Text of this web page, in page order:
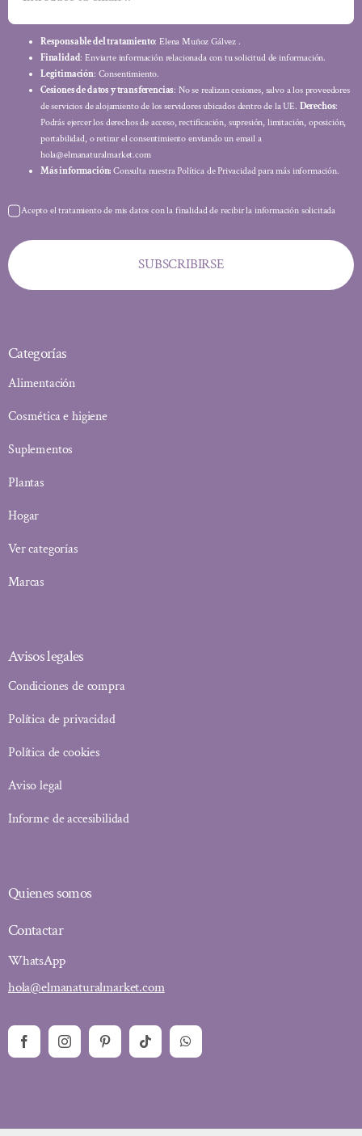
Responsable del tratamiento: Elena Muñoz Gálvez .
Finalidad: Enviarte información relacionada con tu solicitud de información.
Legitimación: Consentimiento.
Cesiones de datos y transferencias: No se realizan cesiones, salvo a los proveedores
de servicios de alojamiento de los servidores ubicados dentro de la UE. Derechos:
Podrás ejercer los derechos de acceso, rectificación, supresión, limitación, oposición,
portabilidad, o retirar el consentimiento enviando un email a
hola@elmanaturalmarket.com
Más información: Consulta nuestra Política de Privacidad para más información.
Acepto el tratamiento de mis datos con la finalidad de recibir la información solicitada
SUBSCRIBIRSE
Categorías
Alimentación
Cosmética e higiene
Suplementos
Plantas
Hogar
Ver categorías
Marcas
Avisos legales
Condiciones de compra
Política de privacidad
Política de cookies
Aviso legal
Informe de accesibilidad
Quienes somos
Contactar
WhatsApp
hola@elmanaturalmarket.com